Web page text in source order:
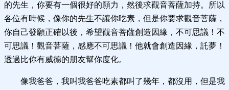
的先生，你要有一個很好的願力，然後求觀音菩薩加持。所以
各位有時候，像你的先生不讓你吃素，但是你要求觀音菩薩，
你自己發願正確以後，希望觀音菩薩創造因緣，不可思議！不
可思議！觀音菩薩，感應不可思議！他就會創造因緣，託夢！
透過比你有威德的朋友幫你度化。
像我爸爸，我叫我爸爸吃素都叫了幾年，都沒用，但是我